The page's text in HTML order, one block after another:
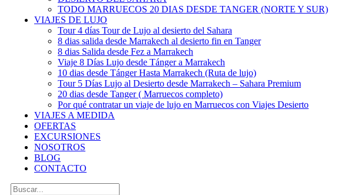
TODO MARRUECOS 20 DIAS DESDE TANGER (NORTE Y SUR)
VIAJES DE LUJO
Tour 4 días Tour de Lujo al desierto del Sahara
8 dias salida desde Marrakech al desierto fin en Tanger
8 dias Salida desde Fez a Marrakech
Viaje 8 Días Lujo desde Tánger a Marrakech
10 dias desde Tánger Hasta Marrakech (Ruta de lujo)
Tour 5 Días Lujo al Desierto desde Marrakech – Sahara Premium
20 dias desde Tanger ( Marruecos completo)
Por qué contratar un viaje de lujo en Marruecos con Viajes Desierto
VIAJES A MEDIDA
OFERTAS
EXCURSIONES
NOSOTROS
BLOG
CONTACTO